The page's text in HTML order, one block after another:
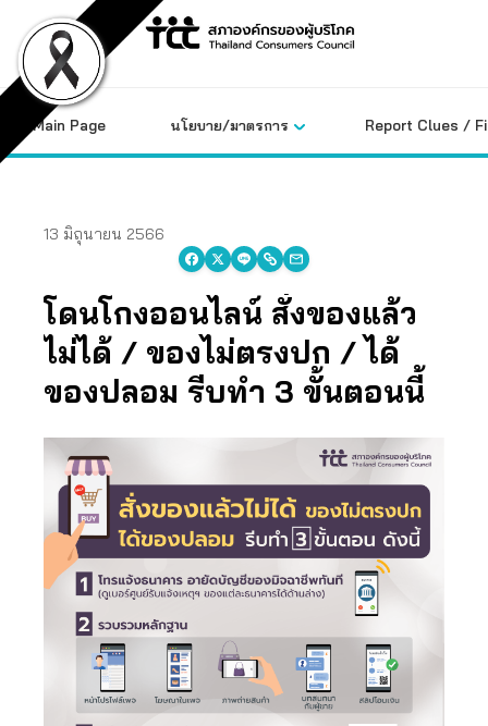
content
Main Page นโยบาย/มาตรการ Report Clues /
13 มิถุนายน 2566
โดนโกงออนไลน์ สั่งของแล้ว
ไม่ได้ / ของไม่ตรงปก / ได้
ของปลอม รีบทำ 3 ขั้นตอนนี้